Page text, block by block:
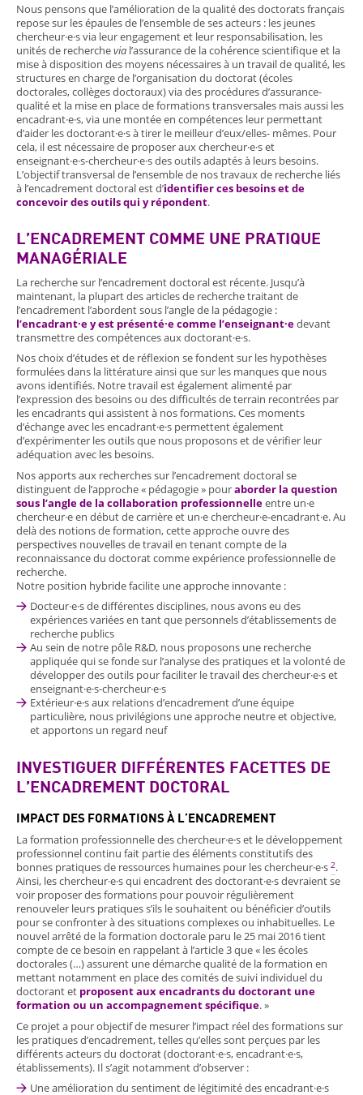
Nous pensons que l’amélioration de la qualité des doctorats français
repose sur les épaules de l’ensemble de ses acteurs : les jeunes
chercheur·e·s via leur engagement et leur responsabilisation, les
unités de recherchevia l’assurance de la cohérence scientifique et la
mise à disposition des moyens nécessaires à un travail de qualité, les
structures en charge de l’organisation du doctorat (écoles
doctorales, collèges doctoraux) via des procédures d’assurance-
qualité et la mise en place de formations transversales mais aussi les
encadrant·e·s, via une montée en compétences leur permettant
d’aider les doctorant·e·s à tirer le meilleur d’eux/elles- mêmes. Pour
cela, il est nécessaire de proposer aux chercheur·e·s et
enseignant·e·s-chercheur·e·s des outils adaptés à leurs besoins.
L’objectif transversal de l’ensemble de nos travaux de recherche liés
à l’encadrement doctoral est d’identifier ces besoins et de
concevoir des outils qui y répondent.
L’ENCADREMENT COMME UNE PRATIQUE
MANAGÉRIALE
La recherche sur l’encadrement doctoral est récente. Jusqu’à
maintenant, la plupart des articles de recherche traitant de
l’encadrement l’abordent sous l’angle de la pédagogie :
l’encadrant·e y est présenté·e comme l’enseignant·edevant
transmettre des compétences aux doctorant·e·s.
Nos choix d’études et de réflexion se fondent sur les hypothèses
formulées dans la littérature ainsi que sur les manques que nous
avons identifiés. Notre travail est également alimenté par
l’expression des besoins ou des difficultés de terrain recontrées par
les encadrants qui assistent à nos formations. Ces moments
d’échange avec les encadrant·e·s permettent également
d’expérimenter les outils que nous proposons et de vérifier leur
adéquation avec les besoins.
Nos apports aux recherches sur l’encadrement doctoral se
distinguent de l’approche « pédagogie » pouraborder la question
sous l’angle de la collaboration professionnelleentre un·e
chercheur·e en début de carrière et un·e chercheur·e-encadrant·e. Au
delà des notions de formation, cette approche ouvre des
perspectives nouvelles de travail en tenant compte de la
reconnaissance du doctorat comme expérience professionnelle de
recherche.
Notre position hybride facilite une approche innovante :
Docteur·e·s de différentes disciplines, nous avons eu des
expériences variées en tant que personnels d’établissements de
recherche publics
Au sein de notre pôle R&D, nous proposons une recherche
appliquée qui se fonde sur l’analyse des pratiques et la volonté de
développer des outils pour faciliter le travail des chercheur·e·s et
enseignant·e·s-chercheur·e·s
Extérieur·e·s aux relations d’encadrement d’une équipe
particulière, nous privilégions une approche neutre et objective,
et apportons un regard neuf
INVESTIGUER DIFFÉRENTES FACETTES DE
L’ENCADREMENT DOCTORAL
IMPACT DES FORMATIONS À L’ENCADREMENT
La formation professionnelle des chercheur·e·s et le développement
professionnel continu fait partie des éléments constitutifs des
bonnes pratiques de ressources humaines pour les chercheur·e·s 2.
Ainsi, les chercheur·e·s qui encadrent des doctorant·e·s devraient se
voir proposer des formations pour pouvoir régulièrement
renouveler leurs pratiques s’ils le souhaitent ou bénéficier d’outils
pour se confronter à des situations complexes ou inhabituelles. Le
nouvel arrêté de la formation doctorale paru le 25 mai 2016 tient
compte de ce besoin en rappelant à l’article 3 que « les écoles
doctorales (…) assurent une démarche qualité de la formation en
mettant notamment en place des comités de suivi individuel du
doctorant et proposent aux encadrants du doctorant une
formation ou un accompagnement spécifique. »
Ce projet a pour objectif de mesurer l’impact réel des formations sur
les pratiques d’encadrement, telles qu’elles sont perçues par les
différents acteurs du doctorat (doctorant·e·s, encadrant·e·s,
établissements). Il s’agit notamment d’observer :
Une amélioration du sentiment de légitimité des encadrant·e·s